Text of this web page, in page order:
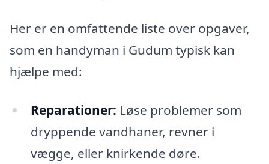
Her er en omfattende liste over opgaver,
som en handyman i Gudum typisk kan
hjælpe med:
Reparationer: Løse problemer som
dryppende vandhaner, revner i
vægge, eller knirkende døre.